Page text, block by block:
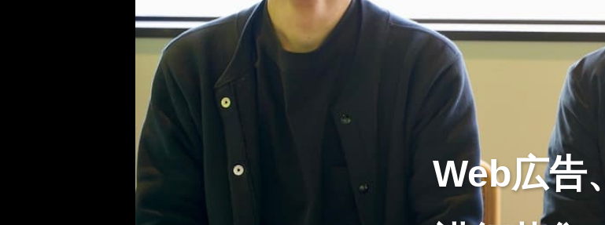
Web広告、